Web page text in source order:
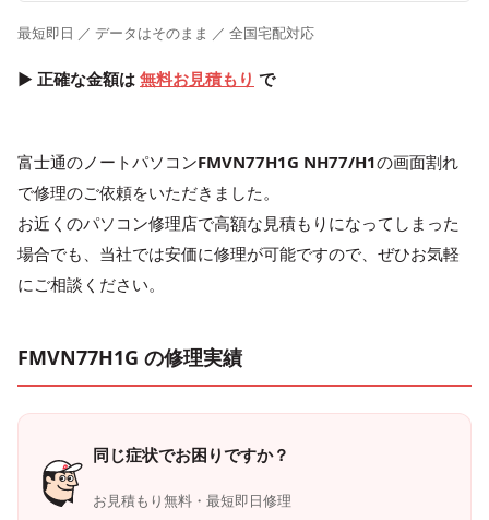
最短即日 ／ データはそのまま ／ 全国宅配対応
▶ 正確な金額は 無料お見積もり で
富士通のノートパソコンFMVN77H1G NH77/H1の画面割れ
で修理のご依頼をいただきました。
お近くのパソコン修理店で高額な見積もりになってしまった
場合でも、当社では安価に修理が可能ですので、ぜひお気軽
にご相談ください。
FMVN77H1G の修理実績
同じ症状でお困りですか？
お見積もり無料・最短即日修理